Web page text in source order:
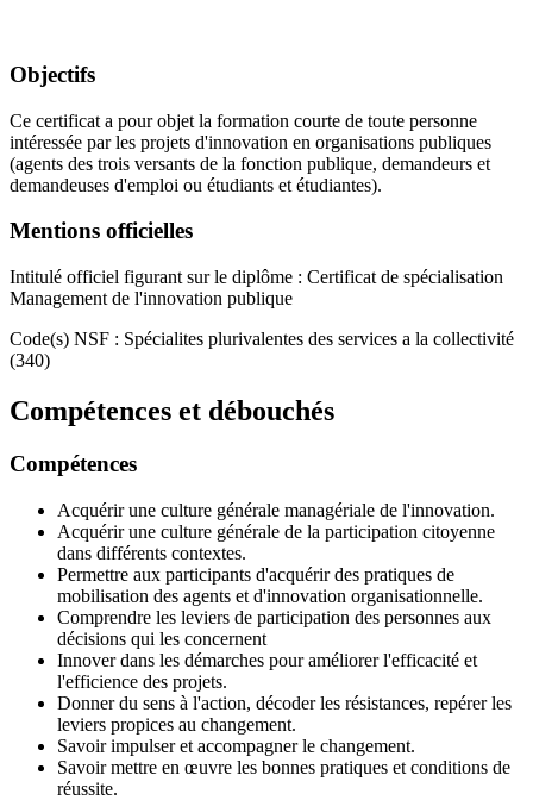
Objectifs
Ce certificat a pour objet la formation courte de toute personne
intéressée par les projets d'innovation en organisations publiques
(agents des trois versants de la fonction publique, demandeurs et
demandeuses d'emploi ou étudiants et étudiantes).
Mentions officielles
Intitulé officiel figurant sur le diplôme : Certificat de spécialisation
Management de l'innovation publique
Code(s) NSF : Spécialites plurivalentes des services a la collectivité
(340)
Compétences et débouchés
Compétences
Acquérir une culture générale managériale de l'innovation.
Acquérir une culture générale de la participation citoyenne
dans différents contextes.
Permettre aux participants d'acquérir des pratiques de
mobilisation des agents et d'innovation organisationnelle.
Comprendre les leviers de participation des personnes aux
décisions qui les concernent
Innover dans les démarches pour améliorer l'efficacité et
l'efficience des projets.
Donner du sens à l'action, décoder les résistances, repérer les
leviers propices au changement.
Savoir impulser et accompagner le changement.
Savoir mettre en œuvre les bonnes pratiques et conditions de
réussite.